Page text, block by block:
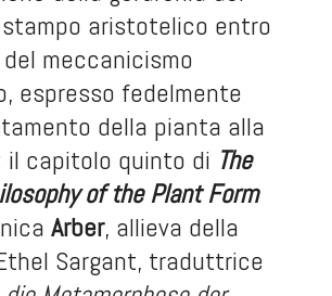
aristotelico entro
meccanicismo
espresso fedelmente
della pianta alla
il capitolo quinto di The
of the Plant Form
Arber, allieva della
Sargant, traduttrice